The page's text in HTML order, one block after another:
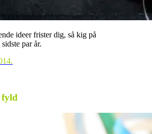
ideer frister dig, så kig på
par år.
fyld